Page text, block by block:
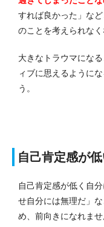
すれば良かった」な
のことを考えられなく
大きなトラウマにな
ィブに思えるように
う。
自己肯定感が
自己肯定感が低く自
せ自分には無理だ」
め、前向きになれませ